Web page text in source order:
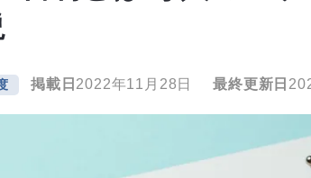
掲載日 2022年11月28日 最終更新日